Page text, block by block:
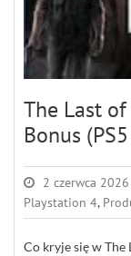
The Last
Bonus
2 czerwca 2026
Playstation 4,
Co kryje się w The